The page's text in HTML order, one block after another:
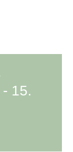
- 15.